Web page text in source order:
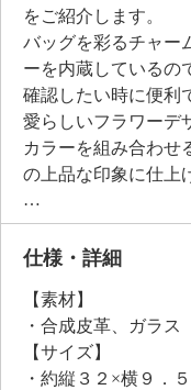
をご紹介します。
バッグを彩るチャー
ーを内蔵しているの
確認したい時に便利
愛らしいフラワーデ
カラーを組み合わせ
の上品な印象に仕上
輝きの強いガラスビ
り、一点一点バッグ
かみを感じられるア
ッグのハンドルに簡
バッグタグやキーホ
ギフトとしてもおす
仕様・詳細
【素材】
・合成皮革、ガラス
【サイズ】
・約縦３２×横９．